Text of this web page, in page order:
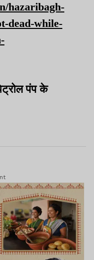
hazaribagh-
dead-while-
पंप के